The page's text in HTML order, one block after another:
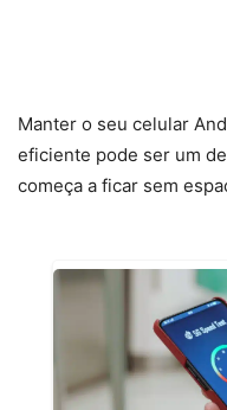
Manter o seu celular
eficiente pode ser um
começa a ficar sem